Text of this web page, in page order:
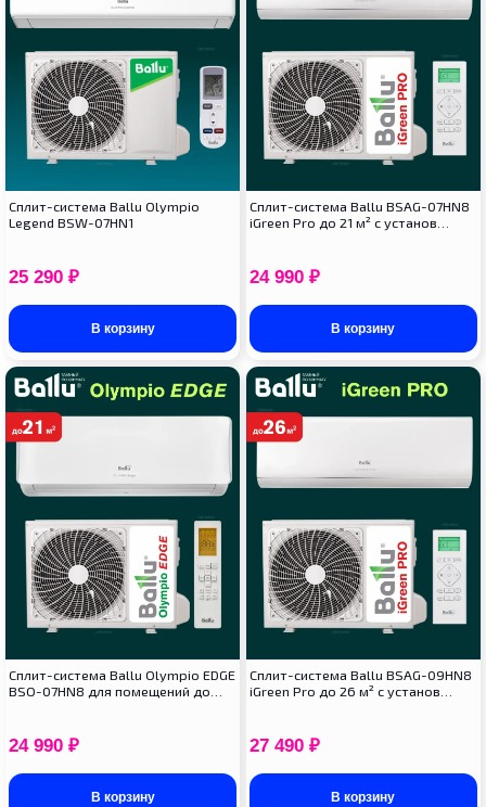
Cплит-система Ballu Olympio
Legend BSW-07HN1
25 290 ₽
В корзину
Сплит-система Ballu BSAG-07HN8
iGreen Pro до 21 м² с установ…
24 990 ₽
В корзину
Сплит-система Ballu Olympio EDGE
BSO-07HN8 для помещений до…
24 990 ₽
В корзину
Сплит-система Ballu BSAG-09HN8
iGreen Pro до 26 м² с установ…
27 490 ₽
В корзину